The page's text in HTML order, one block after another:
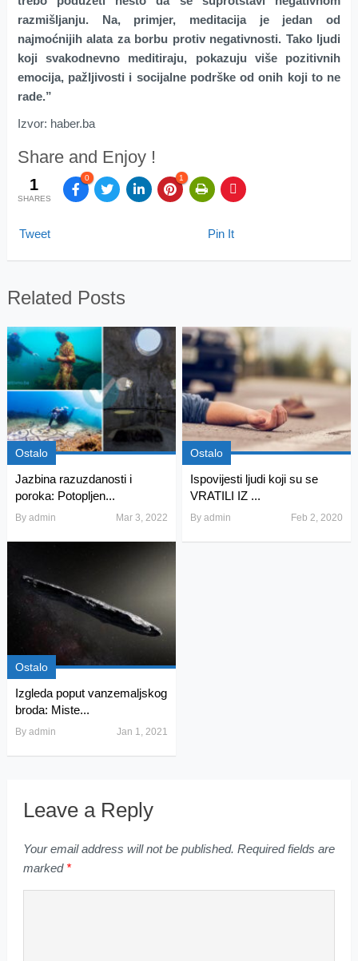
razmišljanju. Na, primjer, meditacija je jedan od
najmoćnijih alata za borbu protiv negativnosti. Tako ljudi
koji svakodnevno meditiraju, pokazuju više pozitivnih
emocija, pažljivosti i socijalne podrške od onih koji to ne
rade.”
Izvor: haber.ba
Share and Enjoy !
1
SHARES
0 1
Tweet Pin It
Related Posts
Ostalo
Jazbina razuzdanosti i
poroka: Potopljen...
By admin Mar 3, 2022
Ostalo
Ispovijesti ljudi koji su se
VRATILI IZ ...
Byadmin Feb 2, 2020
Ostalo
Izgleda poput vanzemaljskog
broda: Miste...
By admin Jan 1, 2021
Leave a Reply
Your email address will not be published. Required fields are
marked *